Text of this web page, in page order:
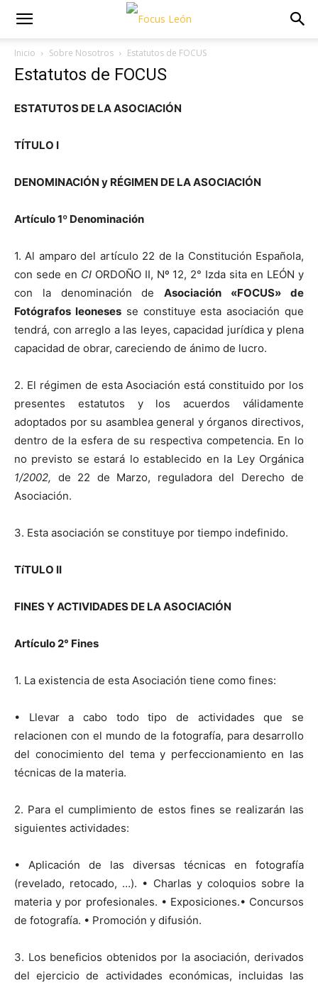
Inicio Sobre Nosotros Estatutos de FOCUS
Estatutos de FOCUS
ESTATUTOS DE LA ASOCIACIÓN
TÍTULO I
DENOMINACIÓN y RÉGIMEN DE LA ASOCIACIÓN
Artículo 1º Denominación
1. Al amparo del artículo 22 de la Constitución Española,
con sede en CI ORDOÑO II, Nº 12, 2° Izda sita en LEÓN y
con la denominación deAsociación «FOCUS» de
Fotógrafos leonesesse constituye esta asociación que
tendrá, con arreglo a las leyes, capacidad jurídica y plena
capacidad de obrar, careciendo de ánimo de lucro.
2. El régimen de esta Asociación está constituido por los
presentes estatutos y los acuerdos válidamente
adoptados por su asamblea general y órganos directivos,
dentro de la esfera de su respectiva competencia. En lo
no previsto se estará lo establecido en la Ley Orgánica
1/2002, de 22 de Marzo, reguladora del Derecho de
Asociación.
3. Esta asociación se constituye por tiempo indefinido.
TíTULO II
FINES Y ACTIVIDADES DE LA ASOCIACIÓN
Artículo 2° Fines
1. La existencia de esta Asociación tiene como fines:
• Llevar a cabo todo tipo de actividades que se
relacionen con el mundo de la fotografía, para desarrollo
del conocimiento del tema y perfeccionamiento en las
técnicas de la materia.
2. Para el cumplimiento de estos fines se realizarán las
siguientes actividades:
• Aplicación de las diversas técnicas en fotografía
(revelado, retocado, …). • Charlas y coloquios sobre la
materia y por profesionales. • Exposiciones.• Concursos
de fotografía. • Promoción y difusión.
3. Los beneficios obtenidos por la asociación, derivados
del ejercicio de actividades económicas, incluidas las